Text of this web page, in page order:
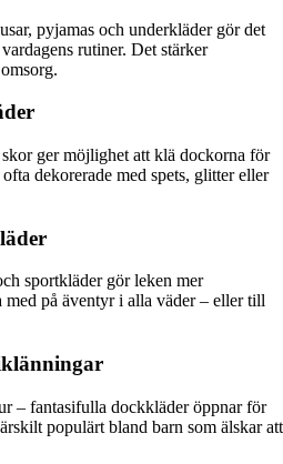
pyjamas och underkläder gör det
rutiner. Det stärker
ger möjlighet att klä dockorna för
dekorerade med spets, glitter eller
sportkläder gör leken mer
på äventyr i alla väder – eller till
– fantasifulla dockkläder öppnar för
populärt bland barn som älskar att